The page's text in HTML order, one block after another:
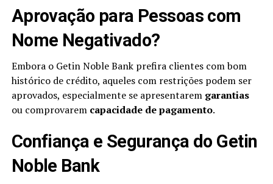
Aprovação para Pessoas com
Nome Negativado?
Embora o Getin Noble Bank prefira clientes com bom
histórico de crédito, aqueles com restrições podem ser
aprovados, especialmente se apresentarem garantias
ou comprovarem capacidade de pagamento.
Confiança e Segurança do Getin
Noble Bank